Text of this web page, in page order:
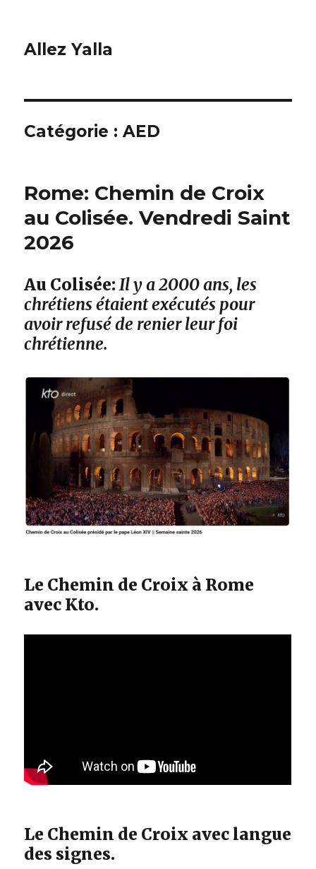
Allez Yalla
Catégorie :AED
Rome: Chemin de Croix
au Colisée. Vendredi Saint
2026
Au Colisée:Il y a 2000 ans, les
chrétiens étaient exécutés pour
avoir refusé de renier leur foi
chrétienne.
Le Chemin de Croix à Rome
avec Kto.
Le Chemin de Croix avec langue
des signes.